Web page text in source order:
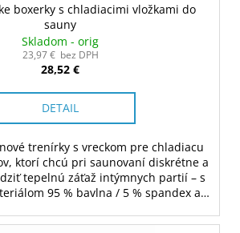
boxerky s chladiacimi vložkami do
sauny
Skladom - orig
23,97 € bez DPH
28,52 €
DETAIL
trenírky s vreckom pre chladiacu
ktorí chcú pri saunovaní diskrétne a
tepelnú záťaž intýmnych partií – s
95 % bavlna / 5 % spandex a
2 ergonomicky tvarované chladiace